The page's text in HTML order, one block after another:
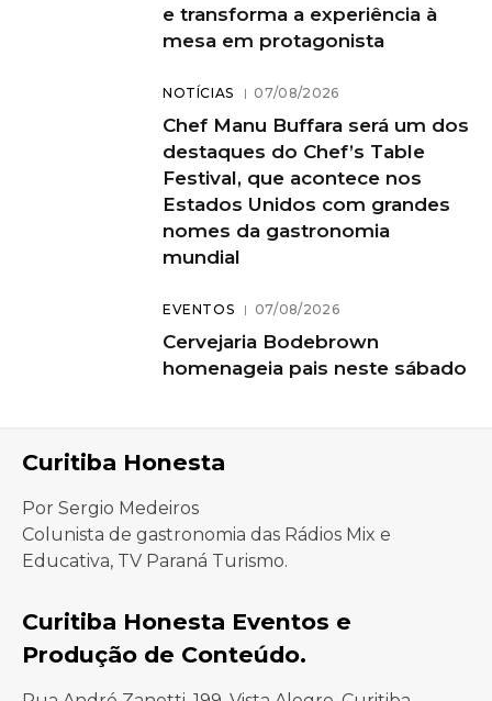
e transforma a experiência à
mesa em protagonista
NOTÍCIAS 07/08/2026
Chef Manu Buffara será um dos
destaques do Chef’s Table
Festival, que acontece nos
Estados Unidos com grandes
nomes da gastronomia
mundial
EVENTOS 07/08/2026
Cervejaria Bodebrown
homenageia pais neste sábado
Curitiba Honesta
Por Sergio Medeiros
Colunista de gastronomia das Rádios Mix e
Educativa, TV Paraná Turismo.
Curitiba Honesta Eventos e
Produção de Conteúdo.